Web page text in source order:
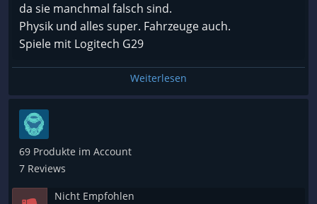
da sie manchmal falsch sind.
Physik und alles super. Fahrzeuge auch.
Spiele mit Logitech G29
Weiterlesen
69 Produkte im Account
7 Reviews
Nicht Empfohlen